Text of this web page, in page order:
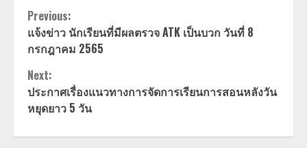
Continue
Reading
Previous:
แจ้งข่าว นักเรียนที่มีผลตรวจ ATK เป็นบวก วันที่ 8
กรกฎาคม 2565
Next:
ประกาศเรื่องแนวทางการจัดการเรียนการสอนหลังวัน
หยุดยาว 5 วัน